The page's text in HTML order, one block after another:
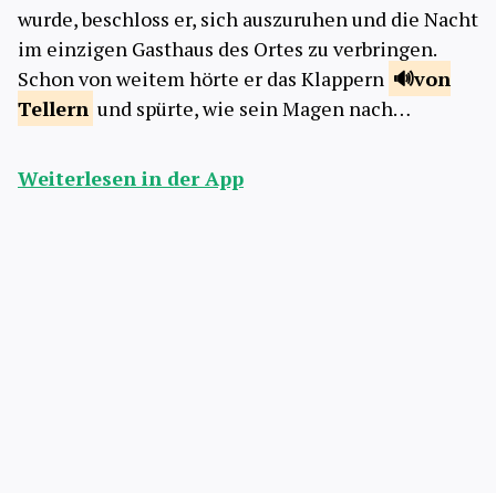
wurde, beschloss er, sich auszuruhen und die Nacht
im einzigen Gasthaus des Ortes zu verbringen.
Schon von weitem hörte er das Klappern
von
Tellern und spürte, wie sein Magen nach…
Weiterlesen in der App